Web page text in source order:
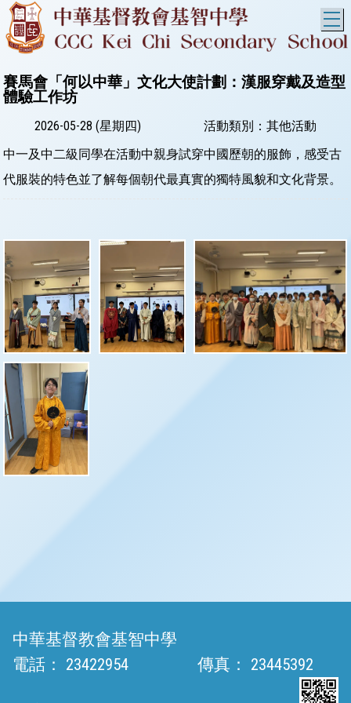
賽馬會「何以中華」文化大使計劃：漢服穿戴及造型
體驗工作坊
2026-05-28 (星期四)
活動類別：其他活動
中一及中二級同學在活動中親身試穿中國歷朝的服飾，感受古
代服裝的特色並了解每個朝代最真實的獨特風貌和文化背景。
中華基督教會基智中學
電話：
23422954 傳真： 23445392